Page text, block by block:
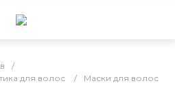
/
для волос
/ Маски для волос